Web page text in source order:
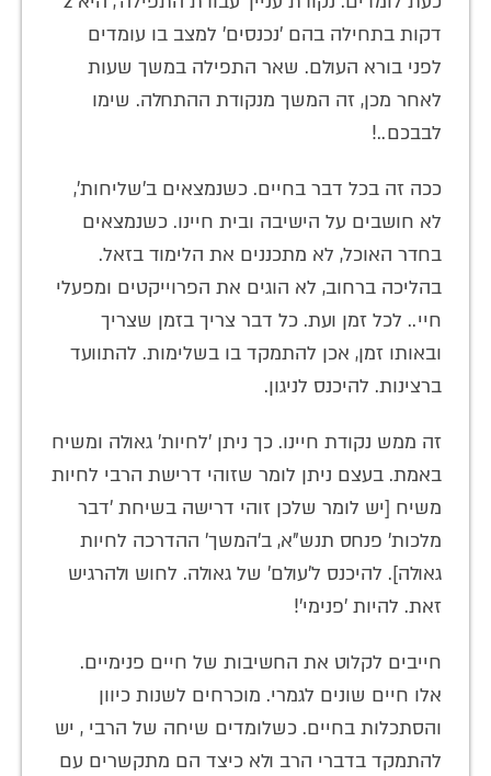
דקות בתחילה בהם 'נכנסים' למצב בו עומדים
לפני בורא העולם. שאר התפילה במשך שעות
לאחר מכן, זה המשך מנקודת ההתחלה. שימו
לבבכם..!
ככה זה בכל דבר בחיים. כשנמצאים ב'שליחות',
לא חושבים על הישיבה ובית חיינו. כשנמצאים
בחדר האוכל, לא מתכננים את הלימוד בזאל.
בהליכה ברחוב, לא הוגים את הפרוייקטים ומפעלי
חיי.. לכל זמן ועת. כל דבר צריך בזמן שצריך
ובאותו זמן, אכן להתמקד בו בשלימות. להתוועד
ברצינות. להיכנס לניגון.
זה ממש נקודת חיינו. כך ניתן 'לחיות' גאולה ומשיח
באמת. בעצם ניתן לומר שזוהי דרישת הרבי לחיות
משיח [יש לומר שלכן זוהי דרישה בשיחת 'דבר
מלכות' פנחס תנש"א, ב'המשך' ההדרכה לחיות
גאולה]. להיכנס ל'עולם' של גאולה. לחוש ולהרגיש
זאת. להיות 'פנימי'!
חייבים לקלוט את החשיבות של חיים פנימיים.
אלו חיים שונים לגמרי. מוכרחים לשנות כיוון
והסתכלות בחיים. כשלומדים שיחה של הרבי , יש
להתמקד בדברי הרב ולא כיצד הם מתקשרים עם